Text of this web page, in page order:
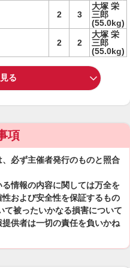
2 3
大塚 栄
三郎
(55.0kg)
2 2
大塚 栄
三郎
(55.0kg)
る
項
必ず主催者発行のものと照合
情報の内容に関しては万全を
および安全性を保証するもの
て被ったいかなる損害について
供者は一切の責任を負いかね